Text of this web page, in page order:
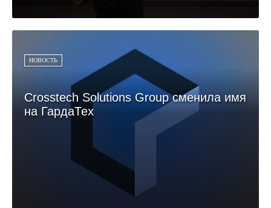
НОВОСТЬ
Crosstech Solutions Group сменила имя
на ГардаТех